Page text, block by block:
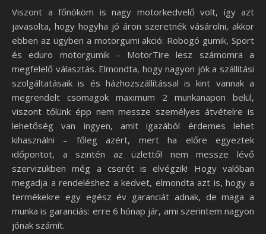
Viszont a főnököm is nagy motorkedvelő volt, így azt
javasolta, hogy hogyha jó áron szeretnék vásárolni, akkor
ebben az ügyben a motorgumi akció: Robogó gumik, Sport
és eduro motorgumik – MotorTire lesz számomra a
megfelelő választás. Elmondta, hogy nagyon jók a szállítási
szolgáltatásaik is és házhozszállítással is kint vannak a
megrendelt csomagok maximum 2 munkanapon belül,
viszont tőlünk épp nem messze személyes átvételre is
lehetőség van ingyen, amit igazából érdemes lehet
kihasználni – főleg azért, mert ha előre egyeztek
időpontot, a szintén az üzlettől nem messze lévő
szervizükben még a cserét is elvégzik! Hogy valóban
megadja a rendeléshez a kedvet, elmondta azt is, hogy a
termékekre egy egész év garanciát adnak, de maga a
munka is garanciás: erre 6 hónap jár, ami szerintem nagyon
jónak számít.